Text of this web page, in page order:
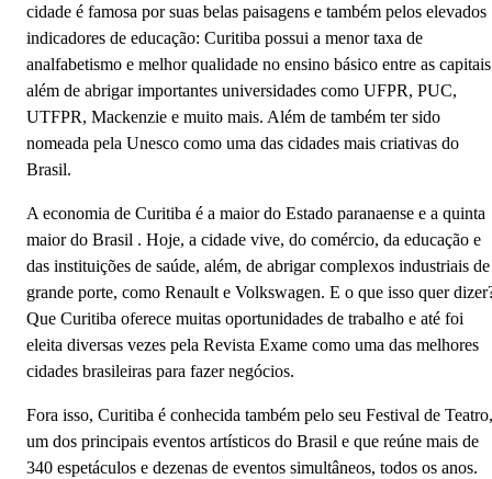
cidade‌ ‌é‌ ‌famosa‌ ‌por‌ ‌suas‌ ‌belas‌ ‌paisagens‌ ‌e‌ ‌também‌ ‌pelos‌ ‌elevados‌
‌indicadores‌ ‌de‌ ‌educação:‌ ‌Curitiba‌ ‌possui‌ ‌a‌ ‌menor‌ ‌taxa‌ ‌de‌
‌analfabetismo‌ ‌e‌ ‌melhor‌ ‌qualidade‌ ‌no‌ ‌ensino básico‌ ‌entre‌ ‌as‌
além de abrigar importantes universidades como UFPR, PUC,
UTFPR, Mackenzie e muito mais. Além‌ ‌de‌ ‌também‌ ‌ter‌ ‌sido‌
‌nomeada‌ ‌pela‌ ‌Unesco ‌como‌ ‌uma‌ ‌das‌ ‌cidades‌ ‌mais‌ ‌criativas do
Brasil.
‌A‌ ‌economia‌ ‌de‌ ‌Curitiba‌ ‌é‌ ‌a‌ ‌maior‌ ‌do‌ ‌Estado‌ ‌paranaense ‌e‌ ‌a‌ ‌quinta‌
‌maior‌ ‌do‌ ‌Brasil‌ . Hoje, a ‌cidade vive, do‌ ‌comércio,‌ ‌da‌ ‌educação‌ ‌e‌
‌das‌ ‌instituições‌ ‌de‌ ‌saúde,‌ ‌além,‌ de abrigar complexos‌ ‌industriais‌ ‌de‌
‌grande‌ ‌porte‌, ‌como‌ ‌Renault‌ ‌e‌ ‌Volkswagen.‌ ‌E‌ ‌o‌ ‌que‌ ‌isso‌ ‌quer‌
‌Que‌ ‌Curitiba‌ ‌oferece‌ ‌muitas‌ ‌oportunidades‌ ‌de‌ ‌trabalho‌ ‌e‌ ‌até‌ ‌foi‌
‌eleita‌ diversas vezes ‌pela‌ Revista ‌Exame‌ ‌como‌ ‌uma‌ ‌das‌ ‌melhores‌
‌cidades‌ ‌brasileiras‌ ‌para‌ ‌fazer‌ ‌negócios.‌ ‌
‌Fora‌ ‌isso,‌ ‌Curitiba‌ ‌é‌ ‌conhecida‌ ‌também‌ ‌pelo‌ ‌seu‌ ‌Festival‌ ‌de‌ ‌Teatro,‌
‌um‌ ‌dos‌ ‌principais‌ ‌eventos‌ ‌artísticos‌ ‌do‌ ‌Brasil‌ ‌e‌ ‌que‌ ‌reúne mais‌ ‌de‌
‌340‌ ‌espetáculos‌ ‌e‌ ‌dezenas‌ ‌de‌ ‌eventos‌ ‌simultâneos, todos os anos.